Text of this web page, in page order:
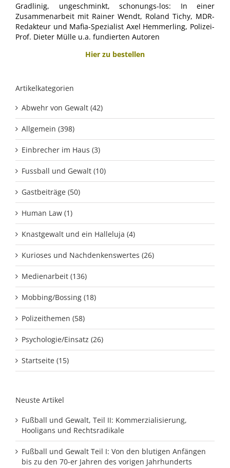
Gradlinig, ungeschminkt, schonungs-los: In einer
Zusammenarbeit mit Rainer Wendt, Roland Tichy, MDR-
Redakteur und Mafia-Spezialist Axel Hemmerling, Polizei-
Prof. Dieter Mülle u.a. fundierten Autoren
Hier zu bestellen
Artikelkategorien
Abwehr von Gewalt (42)
Allgemein (398)
Einbrecher im Haus (3)
Fussball und Gewalt (10)
Gastbeiträge (50)
Human Law (1)
Knastgewalt und ein Halleluja (4)
Kurioses und Nachdenkenswertes (26)
Medienarbeit (136)
Mobbing/Bossing (18)
Polizeithemen (58)
Psychologie/Einsatz (26)
Startseite (15)
Neuste Artikel
Fußball und Gewalt, Teil II: Kommerzialisierung,
Hooligans und Rechtsradikale
Fußball und Gewalt Teil I: Von den blutigen Anfängen
bis zu den 70-er Jahren des vorigen Jahrhunderts